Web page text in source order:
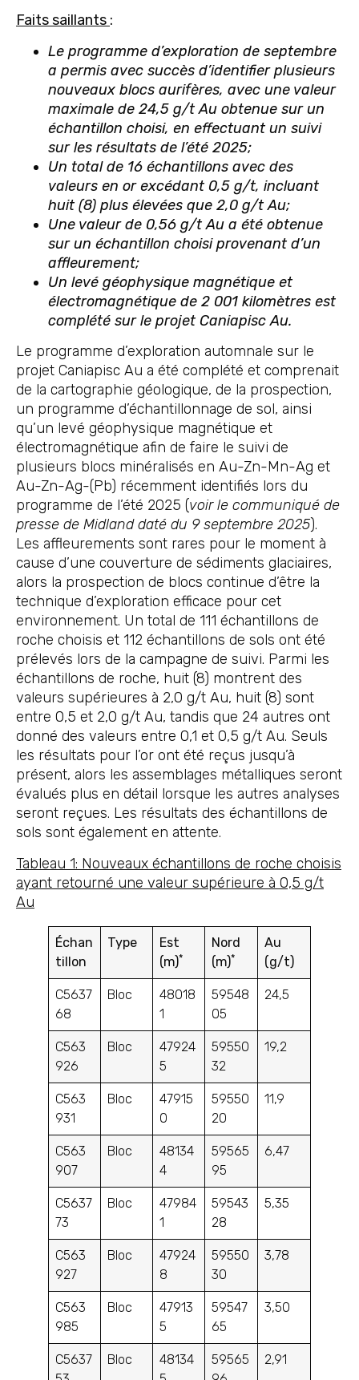
Faits saillants :
Le programme d’exploration de septembre
a permis avec succès d’identifier plusieurs
nouveaux blocs aurifères, avec une valeur
maximale de 24,5 g/t Au obtenue sur un
échantillon choisi, en effectuant un suivi
sur les résultats de l’été 2025;
Un total de 16 échantillons avec des
valeurs en or excédant 0,5 g/t, incluant
huit (8) plus élevées que 2,0 g/t Au;
Une valeur de 0,56 g/t Au a été obtenue
sur un échantillon choisi provenant d’un
affleurement;
Un levé géophysique magnétique et
électromagnétique de 2 001 kilomètres est
complété sur le projet Caniapisc Au.
Le programme d’exploration automnale sur le
projet Caniapisc Au a été complété et comprenait
de la cartographie géologique, de la prospection,
un programme d’échantillonnage de sol, ainsi
qu’un levé géophysique magnétique et
électromagnétique afin de faire le suivi de
plusieurs blocs minéralisés en Au-Zn-Mn-Ag et
Au-Zn-Ag-(Pb) récemment identifiés lors du
programme de l’été 2025 (voir le communiqué de
presse de Midland daté du 9 septembre 2025).
Les affleurements sont rares pour le moment à
cause d’une couverture de sédiments glaciaires,
alors la prospection de blocs continue d’être la
technique d’exploration efficace pour cet
environnement. Un total de 111 échantillons de
roche choisis et 112 échantillons de sols ont été
prélevés lors de la campagne de suivi. Parmi les
échantillons de roche, huit (8) montrent des
valeurs supérieures à 2,0 g/t Au, huit (8) sont
entre 0,5 et 2,0 g/t Au, tandis que 24 autres ont
donné des valeurs entre 0,1 et 0,5 g/t Au. Seuls
les résultats pour l’or ont été reçus jusqu’à
présent, alors les assemblages métalliques seront
évalués plus en détail lorsque les autres analyses
seront reçues. Les résultats des échantillons de
sols sont également en attente.
Tableau 1: Nouveaux échantillons de roche choisis
ayant retourné une valeur supérieure à 0,5 g/t
Au
Échan
tillon
Type
Est
(m)*
Nord
(m)*
Au
(g/t)
C5637
68
Bloc
48018
1
59548
05
24,5
C563
926
Bloc
47924
5
59550
32
19,2
C563
931
Bloc
47915
0
59550
20
11,9
C563
907
Bloc
48134
4
59565
95
6,47
C5637
73
Bloc
47984
1
59543
28
5,35
C563
927
Bloc
47924
8
59550
30
3,78
C563
985
Bloc
47913
5
59547
65
3,50
C5637
Bloc
48134
59565
2,91